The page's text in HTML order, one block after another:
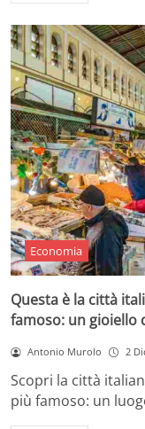
Economia
Questa è la città
famoso: un gioiello
Antonio Murolo 2
Scopri la città
più famoso: un